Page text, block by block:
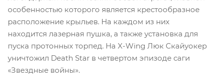
особенностью которого является крестообразное
расположение крыльев. На каждом из них
находится лазерная пушка, а также установка для
пуска протонных торпед. На X-Wing Люк Скайуокер
уничтожил Death Star в четвертом эпизоде саги
«Звездные войны».